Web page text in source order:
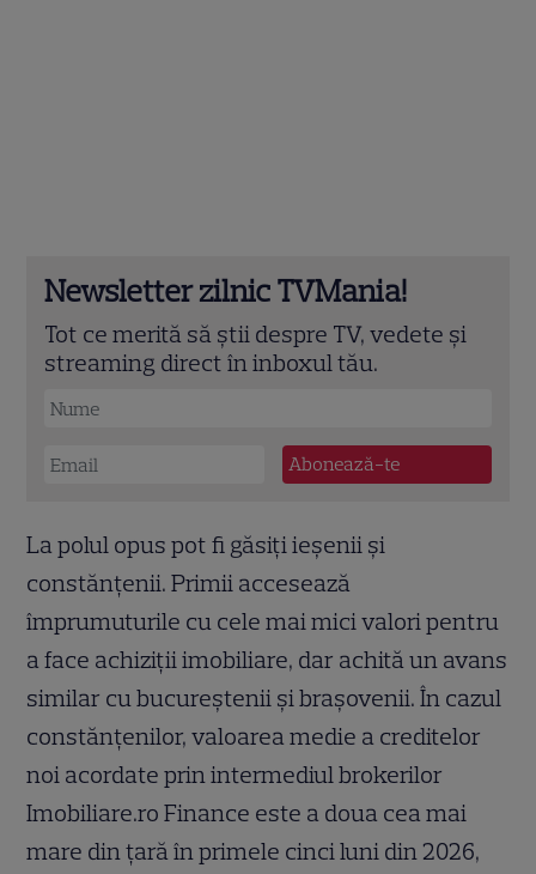
Newsletter zilnic TVMania!
Tot ce merită să știi despre TV, vedete și
streaming direct în inboxul tău.
La polul opus pot fi găsiți ieșenii și
constănțenii. Primii accesează
împrumuturile cu cele mai mici valori pentru
a face achiziții imobiliare, dar achită un avans
similar cu bucureștenii și brașovenii. În cazul
constănțenilor, valoarea medie a creditelor
noi acordate prin intermediul brokerilor
Imobiliare.ro Finance este a doua cea mai
mare din țară în primele cinci luni din 2026,